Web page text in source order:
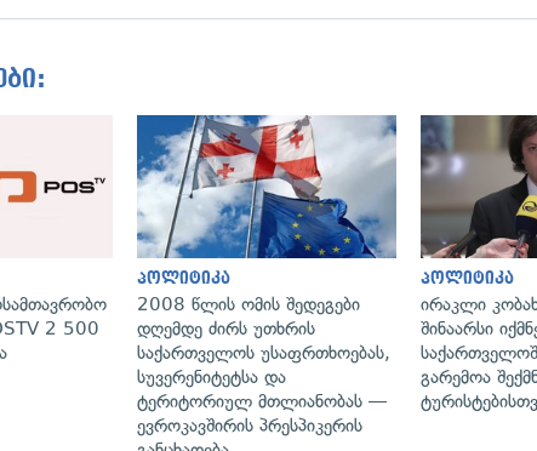
გადახედვა
2 500
პოლიტიკა
2008 წლის ომის შედეგები
დღემდე ძირს უთხრის
საქართველოს უსაფრთხოებას,
სუვერენიტეტსა და
ტერიტორიულ მთლიანობას —
ევროკავშირის პრესპიკერის
პოლიტიკა
ირაკლი
შინაარსი
გარემოა